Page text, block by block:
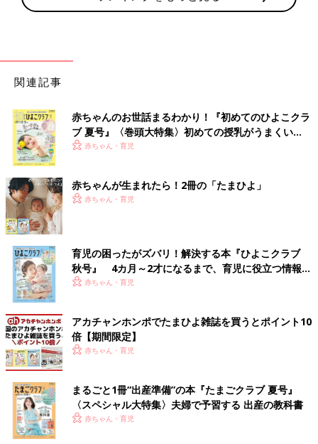
関連記事
赤ちゃんのお世話まるわかり！『初めてのひよこクラ
ブ 夏号』〈巻頭大特集〉初めての授乳がうまくい
く！ おっぱい・ミルクの基本と夏のトラブル 解決テ
赤ちゃん・育児
赤ちゃんが生まれたら！2冊の「たまひよ」
赤ちゃん・育児
育児の困ったがズバリ！解決する本『ひよこクラブ
秋号』 4カ月～2才になるまで、育児に役立つ情報が
いっぱい！
赤ちゃん・育児
アカチャンホンポでたまひよ雑誌を買うとポイント10
倍【期間限定】
赤ちゃん・育児
まるごと1冊“出産準備”の本『たまごクラブ 夏号』
〈スペシャル大特集〉夫婦で予習する 出産の教科書
赤ちゃん・育児